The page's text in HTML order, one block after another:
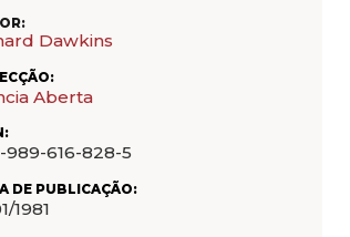
Dawkins
Aberta
989-616-828-5
DE PUBLICAÇÃO:
1981